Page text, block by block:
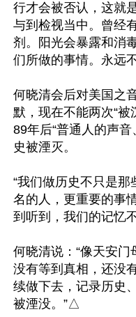
行才会被否认，这就
与到检视当中。曾经
剂。阳光会暴露和消
们所做的事情。永远
何晓清会后对美国之
默，现在不能两次“被
89年后“普通人的声
史被湮灭。
“我们做历史不只是
名的人，更重要的事
到听到，我们的记忆
何晓清说：“像天安
没有等到真相，还没
续做下去，记录历史